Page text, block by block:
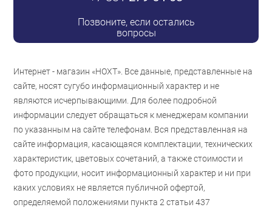
Позвоните, если остались
вопросы
Интернет - магазин «НОХТ». Все данные, представленные на
сайте, носят сугубо информационный характер и не
являются исчерпывающими. Для более подробной
информации следует обращаться к менеджерам компании
по указанным на сайте телефонам. Вся представленная на
сайте информация, касающаяся комплектации, технических
характеристик, цветовых сочетаний, а также стоимости и
фото продукции, носит информационный характер и ни при
каких условиях не является публичной офертой,
определяемой положениями пункта 2 статьи 437